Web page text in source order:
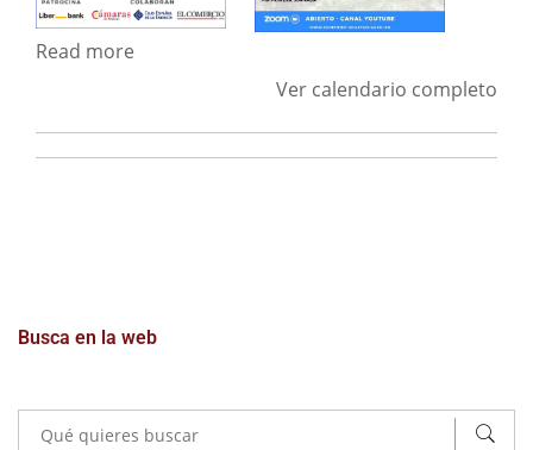
Busca en la web
Read more
Ver calendario completo